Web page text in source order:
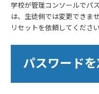
学校が管理コンソールでパ
は、生徒側では変更できま
リセットを依頼してください
パスワード